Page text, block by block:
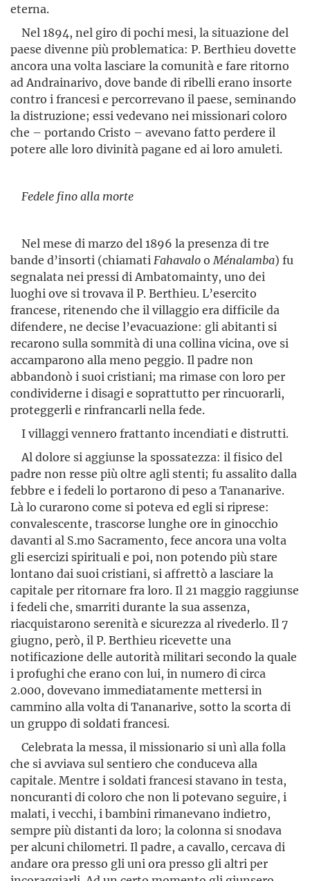
eterna.
Nel 1894, nel giro di pochi mesi, la situazione del
paese divenne più problematica: P. Berthieu dovette
ancora una volta lasciare la comunità e fare ritorno
ad Andrainarivo, dove bande di ribelli erano insorte
contro i francesi e percorrevano il paese, seminando
la distruzione; essi vedevano nei missionari coloro
che – portando Cristo – ave­vano fatto perdere il
potere alle loro divinità pagane ed ai loro amuleti.
Fedele fino alla morte
Nel mese di marzo del 1896 la presenza di tre
bande d’insorti (chiamati Fahavaloo Ménalamba) fu
segnalata nei pressi di Ambatomainty, uno dei
luoghi ove si trovava il P. Berthieu. L’esercito
francese, ritenendo che il villaggio era difficile da
difendere, ne decise l’evacuazione: gli abitanti si
recarono sulla sommità di una collina vicina, ove si
accamparono alla meno peggio. Il padre non
abbandonò i suoi cristiani; ma rimase con loro per
condividerne i disagi e soprattutto per rincuorarli,
proteggerli e rinfrancarli nella fede.
I villaggi vennero frattanto incendiati e distrutti.
Al dolore si aggiunse la spossatezza: il fisico del
padre non resse più oltre agli stenti; fu assalito dalla
febbre e i fedeli lo portarono di peso a Tananarive.
Là lo curarono come si poteva ed egli si riprese:
convalescente, trascorse lunghe ore in ginocchio
davanti al S.mo Sacramento, fece ancora una volta
gli esercizi spirituali e poi, non potendo più stare
lontano dai suoi cristiani, si affrettò a lasciare la
capitale per ritornare fra loro. Il 21 maggio raggiunse
i fedeli che, smarriti durante la sua assenza,
riacquistarono serenità e sicurezza al rivederlo. Il 7
giugno, però, il P. Berthieu ricevette una
notificazione delle autorità militari secondo la quale
i profughi che erano con lui, in numero di circa
2.000, dovevano immediatamente mettersi in
cammino alla volta di Tananarive, sotto la scorta di
un gruppo di soldati francesi.
Celebrata la messa, il missionario si unì alla folla
che si avviava sul sentiero che conduceva alla
capitale. Mentre i soldati francesi stavano in testa,
noncuranti di coloro che non li potevano seguire, i
malati, i vecchi, i bambini rimanevano indietro,
sempre più distanti da loro; la colonna si snodava
per alcuni chilometri. Il padre, a cavallo, cercava di
andare ora presso gli uni ora presso gli altri per